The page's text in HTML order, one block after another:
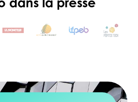
dans la presse